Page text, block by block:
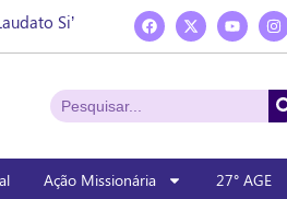
Si’
Ação Missionária 27° AGE